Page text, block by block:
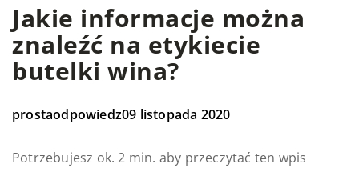
Jakie informacje można
znaleźć na etykiecie
butelki wina?
prostaodpowiedz09 listopada 2020
Potrzebujesz ok. 2 min. aby przeczytać ten wpis